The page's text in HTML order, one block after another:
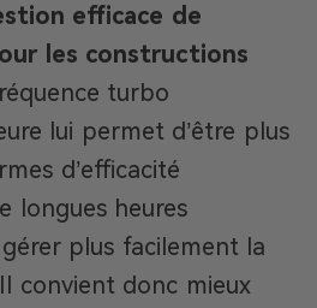
efficace de
les constructions
turbo
lui permet d’être plus
d’efficacité
longues heures
plus facilement la
convient donc mieux